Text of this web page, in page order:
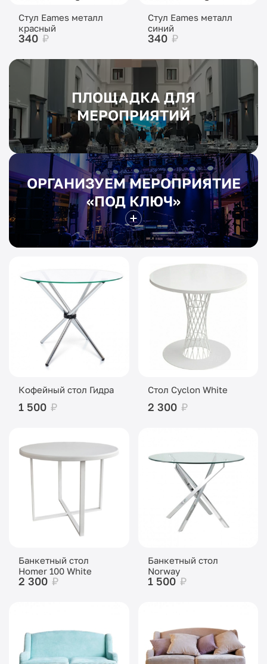
Стул Eames металл
красный
340 ₽
Стул Eames металл
синий
340 ₽
ПЛОЩАДКА ДЛЯ
МЕРОПРИЯТИЙ
ОРГАНИЗУЕМ МЕРОПРИЯТИЕ
«ПОД КЛЮЧ»
Кофейный стол Гидра
1 500 ₽
Стол Сyclon White
2 300 ₽
Банкетный стол
Homer 100 White
2 300 ₽
Банкетный стол
Norway
1 500 ₽